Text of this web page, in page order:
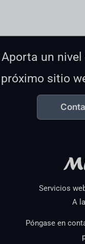
Aporta un
próximo sitio
Servicios
A
Póngase en